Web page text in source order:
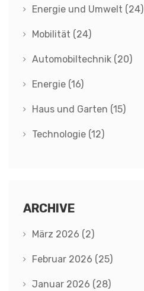
Energie und Umwelt (24)
Mobilität (24)
Automobiltechnik (20)
Energie (16)
Haus und Garten (15)
Technologie (12)
ARCHIVE
März 2026 (2)
Februar 2026 (25)
Januar 2026 (28)